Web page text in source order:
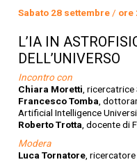
Sabato 28 settembre / ore
L’IA IN
DELL’UNIVERSO
Incontro con
Chiara Moretti , ricercatrice
Francesco Tomba ,
Artificial Intelligence
Roberto Trotta , docente di
Modera
Luca Tornatore ,